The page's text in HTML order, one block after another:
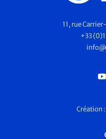
11, rue
+33
Création :